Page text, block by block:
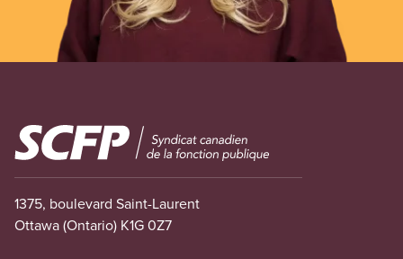
Image
1375, boulevard Saint-Laurent
Ottawa (Ontario) K1G 0Z7